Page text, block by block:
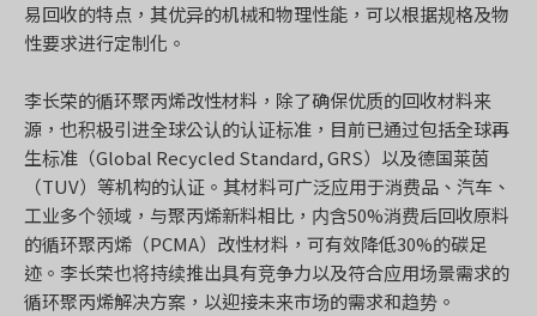
易回收的特点，其优异的机械和物理性能，可以根据规格及物
性要求进行定制化。
李长荣的循环聚丙烯改性材料，除了确保优质的回收材料来
源，也积极引进全球公认的认证标准，目前已通过包括全球再
生标准（Global Recycled Standard, GRS）以及德国莱茵
（TUV）等机构的认证。其材料可广泛应用于消费品、汽车、
工业多个领域，与聚丙烯新料相比，内含50%消费后回收原料
的循环聚丙烯（PCMA）改性材料，可有效降低30%的碳足
迹。李长荣也将持续推出具有竞争力以及符合应用场景需求的
循环聚丙烯解决方案，以迎接未来市场的需求和趋势。